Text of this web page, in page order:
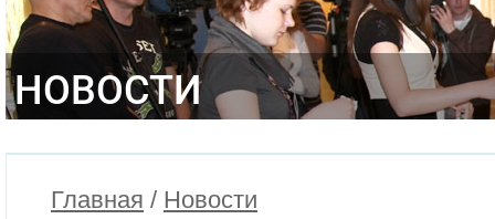
НОВОСТИ
Главная / Новости